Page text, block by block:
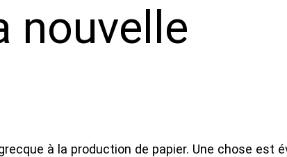
nouvelle
à la production de papier. Une chose est